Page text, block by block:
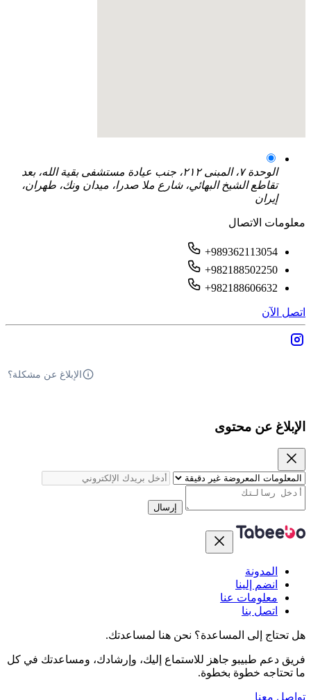
الوحدة ٧، المبنى ٢١٢، جنب عيادة مستشفى بقية الله، بعد
تقاطع الشيخ البهائي، شارع ملا صدرا، ميدان ونك، طهران،
إيران
معلومات الاتصال
+989362113054
+982188502250
+982188606632
اتصل الآن
الإبلاغ عن مشكلة؟
الإبلاغ عن محتوى
إرسال
المدونة
انضم إلينا
معلومات عنا
اتصل بنا
هل تحتاج إلى المساعدة؟ نحن هنا لمساعدتك.
فريق دعم طبيبو جاهز للاستماع إليك، وإرشادك، ومساعدتك في كل
ما تحتاجه خطوة بخطوة.
تواصل معنا